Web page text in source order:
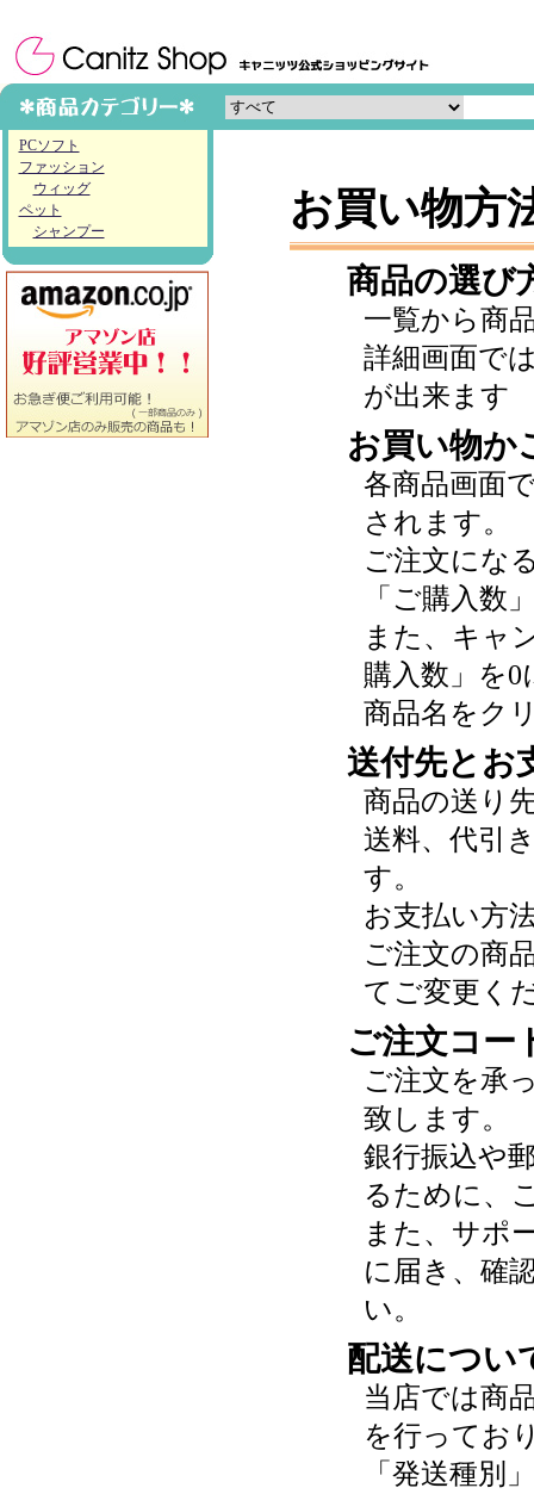
PCソフト
ファッション
ウィッグ
ペット
シャンプー
お買い物方
商品の選び
一覧から商
詳細画面で
が出来ます
お買い物か
各商品画面
されます。
ご注文にな
「ご購入数
また、キャ
購入数」を
商品名をク
送付先とお
商品の送り
送料、代引
す。
お支払い方
ご注文の商
てご変更く
ご注文コー
ご注文を承
致します。
銀行振込や
るために、
また、サポ
に届き、確
い。
配送につい
当店では商
を行ってお
「発送種別